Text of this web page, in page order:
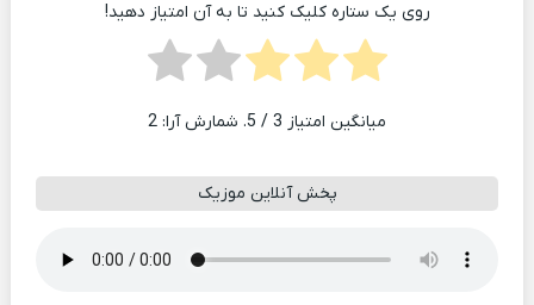
روی یک ستاره کلیک کنید تا به آن امتیاز دهید!
میانگین امتیاز 3 / 5. شمارش آرا: 2
پخش آنلاین موزیک